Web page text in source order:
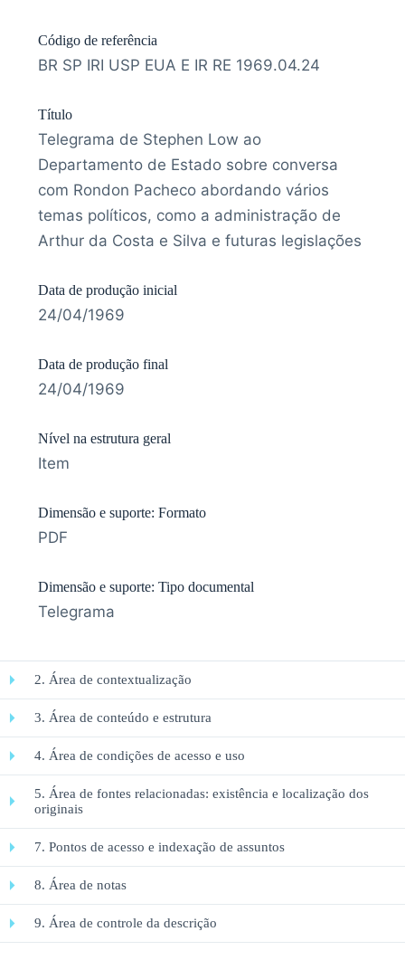
Código de referência
BR SP IRI USP EUA E IR RE 1969.04.24
Título
Telegrama de Stephen Low ao
Departamento de Estado sobre conversa
com Rondon Pacheco abordando vários
temas políticos, como a administração de
Arthur da Costa e Silva e futuras legislações
Data de produção inicial
24/04/1969
Data de produção final
24/04/1969
Nível na estrutura geral
Item
Dimensão e suporte: Formato
PDF
Dimensão e suporte: Tipo documental
Telegrama
2. Área de contextualização
3. Área de conteúdo e estrutura
4. Área de condições de acesso e uso
5. Área de fontes relacionadas: existência e localização dos
originais
7. Pontos de acesso e indexação de assuntos
8. Área de notas
9. Área de controle da descrição